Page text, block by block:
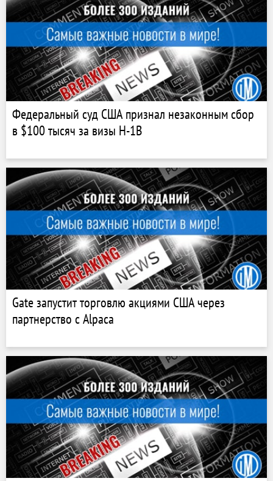
Федеральный суд США признал незаконным сбор
в $100 тысяч за визы H-1B
Gate запустит торговлю акциями США через
партнерство с Alpaca